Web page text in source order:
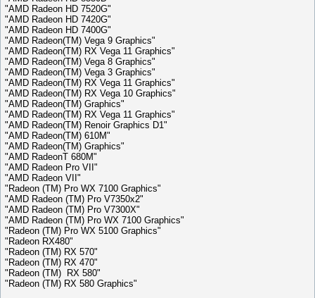
"AMD Radeon HD 7520G"
"AMD Radeon HD 7420G"
"AMD Radeon HD 7400G"
"AMD Radeon(TM) Vega 9 Graphics"
"AMD Radeon(TM) RX Vega 11 Graphics"
"AMD Radeon(TM) Vega 8 Graphics"
"AMD Radeon(TM) Vega 3 Graphics"
"AMD Radeon(TM) RX Vega 11 Graphics"
"AMD Radeon(TM) RX Vega 10 Graphics"
"AMD Radeon(TM) Graphics"
"AMD Radeon(TM) RX Vega 11 Graphics"
"AMD Radeon(TM) Renoir Graphics D1"
"AMD Radeon(TM) 610M"
"AMD Radeon(TM) Graphics"
"AMD RadeonT 680M"
"AMD Radeon Pro VII"
"AMD Radeon VII"
"Radeon (TM) Pro WX 7100 Graphics"
"AMD Radeon (TM) Pro V7350x2"
"AMD Radeon (TM) Pro V7300X"
"AMD Radeon (TM) Pro WX 7100 Graphics"
"Radeon (TM) Pro WX 5100 Graphics"
"Radeon RX480"
"Radeon (TM) RX 570"
"Radeon (TM) RX 470"
"Radeon (TM) RX 580"
"Radeon (TM) RX 580 Graphics"